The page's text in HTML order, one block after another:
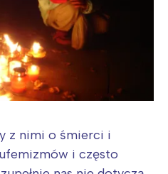
z nimi o śmierci i
i często